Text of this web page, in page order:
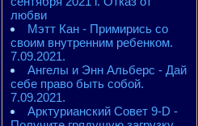
любви
Мэтт Кан - Примирись со
своим внутренним ребенком.
7.09.2021.
Ангелы и Энн Альберс - Дай
себе право быть собой.
7.09.2021.
Арктурианский Совет 9-D -